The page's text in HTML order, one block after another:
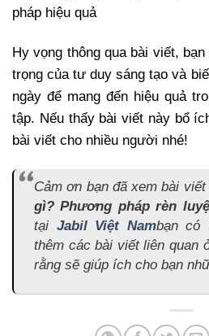
pháp hiệu quả
Hy vọng thông qua bài viết,
trọng của tư duy sáng tạo và
ngày để mang đến hiệu quả
tập. Nếu thấy bài viết này bổ
bài viết cho nhiều người nhé!
Cảm ơn bạn đã xem bài viết
gì? Phương pháp rèn
tại Jabil Việt Nambạn có
thêm các bài viết liên quan
rằng sẽ giúp ích cho bạn